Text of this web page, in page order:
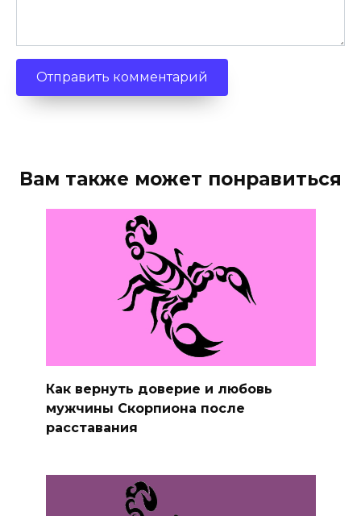
Вам также может понравиться
Как вернуть доверие и любовь
мужчины Скорпиона после
расставания